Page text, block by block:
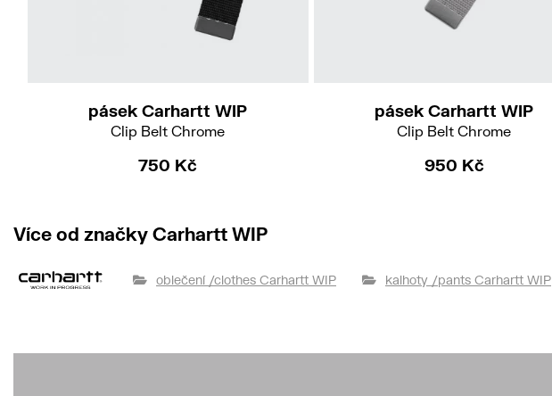
pásek Carhartt WIP
Clip Belt Chrome
750 Kč
pásek Carhartt WIP
Clip Belt Chrome
950 Kč
Více od značky Carhartt WIP
oblečení /clothes Carhartt WIP kalhoty /pants Carhartt WIP